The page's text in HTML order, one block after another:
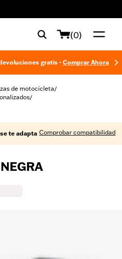
(0)
gratis - Comprar Ahora
de motocicleta/
/
te adapta Comprobar compatibilidad